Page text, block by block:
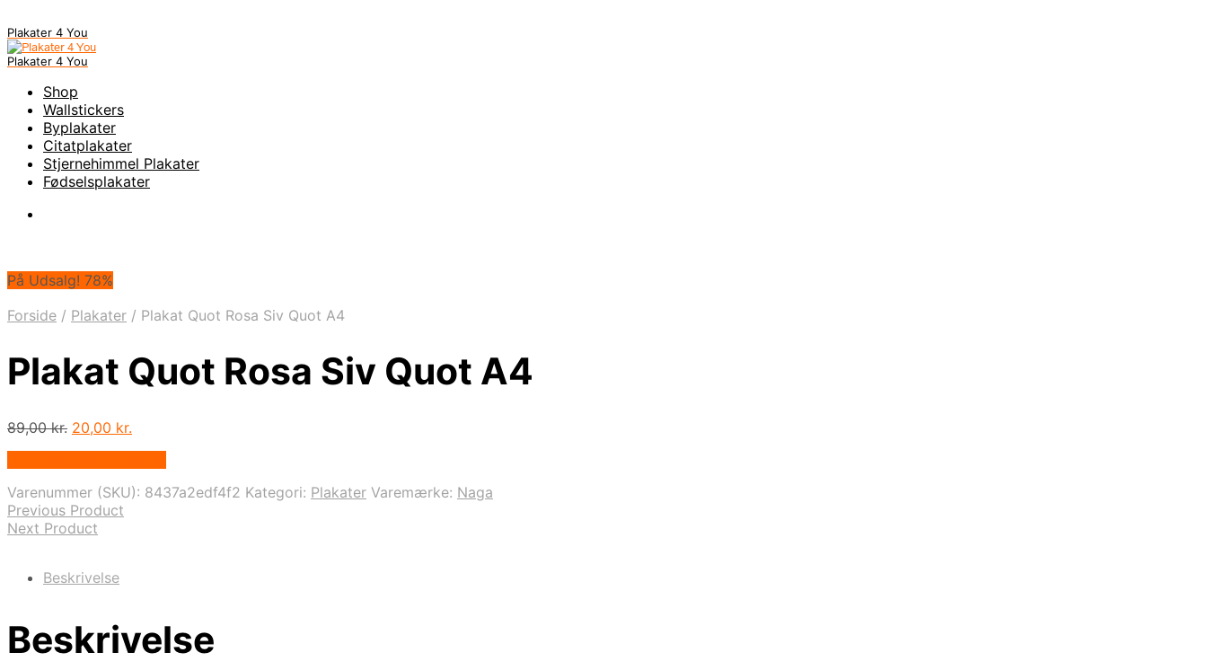
Plakater 4 You
Plakater 4 You
Shop
Wallstickers
Byplakater
Citatplakater
Stjernehimmel Plakater
Fødselsplakater
På Udsalg! 78%
Forside / Plakater / Plakat Quot Rosa Siv Quot A4
Plakat Quot Rosa Siv Quot A4
89,00kr. Den
89,00 kr..
20,00 kr.
20,00 kr..
Varenummer (SKU): 8437a2edf4f2 Kategori: Plakater Varemærke: Naga
Previous Product
Next Product
Beskrivelse
Beskrivelse